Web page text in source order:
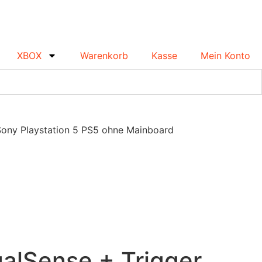
XBOX Warenkorb Kasse Mein Konto
Playstation 5 PS5 ohne Mainboard